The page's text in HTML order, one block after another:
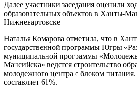
Далее участники заседания оценили
образовательных объектов в Ханты-
Нижневартовске.
Наталья Комарова отметила, что в
государственной программы Югры
муниципальной программы
Мансийска» ведется строительство
молодежного центра с блоком питания.
составляет 61%.